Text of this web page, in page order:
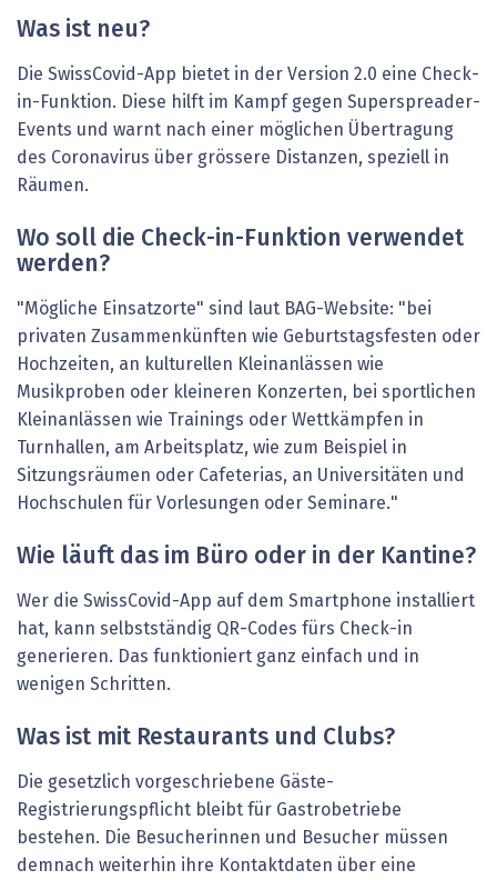
Was ist neu?
Die SwissCovid-App bietet in der Version 2.0 eine Check-
in-Funktion. Diese hilft im Kampf gegen Superspreader-
Events und warnt nach einer möglichen Übertragung
des Coronavirus über grössere Distanzen, speziell in
Räumen.
Wo soll die Check-in-Funktion verwendet
werden?
"Mögliche Einsatzorte" sind laut BAG-Website: "bei
privaten Zusammenkünften wie Geburtstagsfesten oder
Hochzeiten, an kulturellen Kleinanlässen wie
Musikproben oder kleineren Konzerten, bei sportlichen
Kleinanlässen wie Trainings oder Wettkämpfen in
Turnhallen, am Arbeitsplatz, wie zum Beispiel in
Sitzungsräumen oder Cafeterias, an Universitäten und
Hochschulen für Vorlesungen oder Seminare."
Wie läuft das im Büro oder in der Kantine?
Wer die SwissCovid-App auf dem Smartphone installiert
hat, kann selbstständig QR-Codes fürs Check-in
generieren. Das funktioniert ganz einfach und in
wenigen Schritten.
Was ist mit Restaurants und Clubs?
Die gesetzlich vorgeschriebene Gäste-
Registrierungspflicht bleibt für Gastrobetriebe
bestehen. Die Besucherinnen und Besucher müssen
demnach weiterhin ihre Kontaktdaten über eine